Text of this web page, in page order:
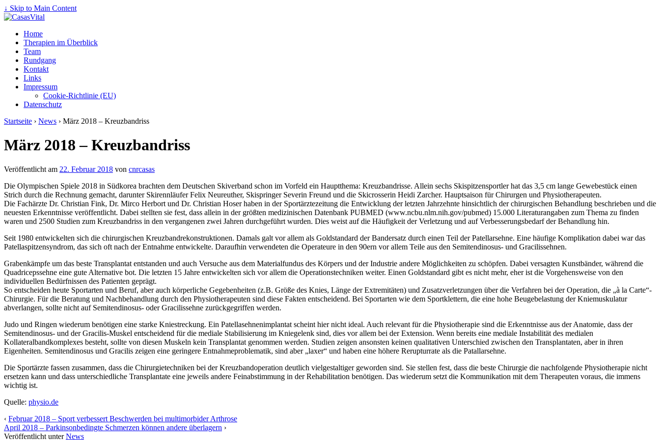
↓ Skip to Main Content
Home
Therapien im Überblick
Team
Rundgang
Kontakt
Links
Impressum
Cookie-Richtlinie (EU)
Datenschutz
Startseite › News › März 2018 – Kreuzbandriss
März 2018 – Kreuzbandriss
Veröffentlicht am 22. Februar 2018 von cnrcasas
Die Olympischen Spiele 2018 in Südkorea brachten dem Deutschen Skiverband schon im Vorfeld ein Hauptthema: Kreuzbandrisse. Allein sechs Skispitzensportler hat das 3,5 cm lange Gewebestück einen
Strich durch die Rechnung gemacht, darunter Skirennläufer Felix Neureuther, Skispringer Severin Freund und die Skicrosserin Heidi Zarcher. Hauptsaison für Chirurgen und Physiotherapeuten.
Die Fachärzte Dr. Christian Fink, Dr. Mirco Herbort und Dr. Christian Hoser haben in der Sportärztezeitung die Entwicklung der letzten Jahrzehnte hinsichtlich der chirurgischen Behandlung beschrieben und die
neuesten Erkenntnisse veröffentlicht. Dabei stellten sie fest, dass allein in der größten medizinischen Datenbank PUBMED (www.ncbu.nlm.nih.gov/pubmed) 15.000 Literaturangaben zum Thema zu finden
waren und 2500 Studien zum Kreuzbandriss in den vergangenen zwei Jahren durchgeführt wurden. Dies weist auf die Häufigkeit der Verletzung und auf Verbesserungsbedarf der Behandlung hin.
Seit 1980 entwickelten sich die chirurgischen Kreuzbandrekonstruktionen. Damals galt vor allem als Goldstandard der Bandersatz durch einen Teil der Patellarsehne. Eine häufige Komplikation dabei war das
Patellaspitzensyndrom, das sich oft nach der Entnahme entwickelte. Daraufhin verwendeten die Operateure in den 90ern vor allem Teile aus den Semitendinosus- und Gracilissehnen.
Grabenkämpfe um das beste Transplantat entstanden und auch Versuche aus dem Materialfundus des Körpers und der Industrie andere Möglichkeiten zu schöpfen. Dabei versagten Kunstbänder, während die
Quadricepssehne eine gute Alternative bot. Die letzten 15 Jahre entwickelten sich vor allem die Operationstechniken weiter. Einen Goldstandard gibt es nicht mehr, eher ist die Vorgehensweise von den
individuellen Bedürfnissen des Patienten geprägt.
So entscheiden heute Sportarten und Beruf, aber auch körperliche Gegebenheiten (z.B. Größe des Knies, Länge der Extremitäten) und Zusatzverletzungen über die Verfahren bei der Operation, die „à la Carte“-
Chirurgie. Für die Beratung und Nachbehandlung durch den Physiotherapeuten sind diese Fakten entscheidend. Bei Sportarten wie dem Sportklettern, die eine hohe Beugebelastung der Kniemuskulatur
abverlangen, sollte nicht auf Semitendinosus- oder Gracilissehne zurückgegriffen werden.
Judo und Ringen wiederum benötigen eine starke Kniestreckung. Ein Patellasehnenimplantat scheint hier nicht ideal. Auch relevant für die Physiotherapie sind die Erkenntnisse aus der Anatomie, dass der
Semitendinosus- und der Gracilis-Muskel entscheidend für die mediale Stabilisierung im Kniegelenk sind, dies vor allem bei der Extension. Wenn bereits eine mediale Instabilität des medialen
Kollateralbandkomplexes besteht, sollte von diesen Muskeln kein Transplantat genommen werden. Studien zeigen ansonsten keinen qualitativen Unterschied zwischen den Transplantaten, aber in ihren
Eigenheiten. Semitendinosus und Gracilis zeigen eine geringere Entnahmeproblematik, sind aber „laxer“ und haben eine höhere Rerupturrate als die Patallarsehne.
Die Sportärzte fassen zusammen, dass die Chirurgietechniken bei der Kreuzbandoperation deutlich vielgestaltiger geworden sind. Sie stellen fest, dass die beste Chirurgie die nachfolgende Physiotherapie nicht
ersetzen kann und dass unterschiedliche Transplantate eine jeweils andere Feinabstimmung in der Rehabilitation benötigen. Das wiederum setzt die Kommunikation mit dem Therapeuten voraus, die immens
wichtig ist.
Quelle: physio.de
‹ Februar 2018 – Sport verbessert Beschwerden bei multimorbider Arthrose
April 2018 – Parkinsonbedingte Schmerzen können andere überlagern ›
Veröffentlicht unterNews